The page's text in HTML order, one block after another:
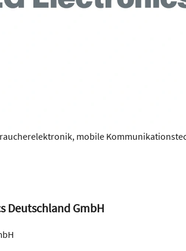
mobile
Deutschland GmbH